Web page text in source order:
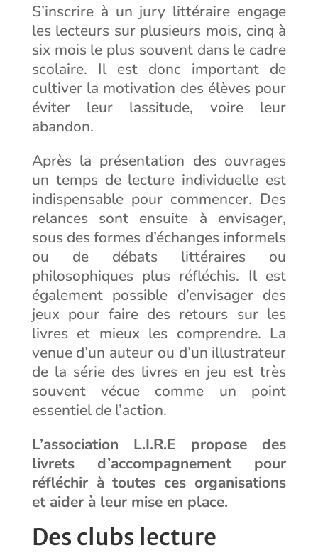
S’inscrire à un jury littéraire engage
les lecteurs sur plusieurs mois, cinq à
six mois le plus souvent dans le cadre
scolaire. Il est donc important de
cultiver la motivation des élèves pour
éviter leur lassitude, voire leur
abandon.
Après la présentation des ouvrages
un temps de lecture individuelle est
indispensable pour commencer. Des
relances sont ensuite à envisager,
sous des formes d’échanges informels
ou de débats littéraires ou
philosophiques plus réfléchis. Il est
également possible d’envisager des
jeux pour faire des retours sur les
livres et mieux les comprendre. La
venue d’un auteur ou d’un illustrateur
de la série des livres en jeu est très
souvent vécue comme un point
essentiel de l’action.
L’association L.I.R.E propose des
livrets d’accompagnement pour
réfléchir à toutes ces organisations
et aider à leur mise en place.
Des clubs lecture